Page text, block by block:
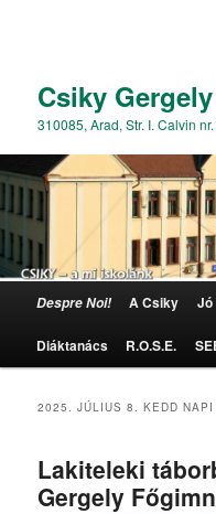
Csiky
310085, Arad, Str. I. Calvin
Tovább az elsődleges
Tovább a másodlagos
Despre Noi! A Csiky Jó
Diáktanács R.O.S.E.
2025. JÚLIUS 8. KEDD
Lakiteleki
Gergely